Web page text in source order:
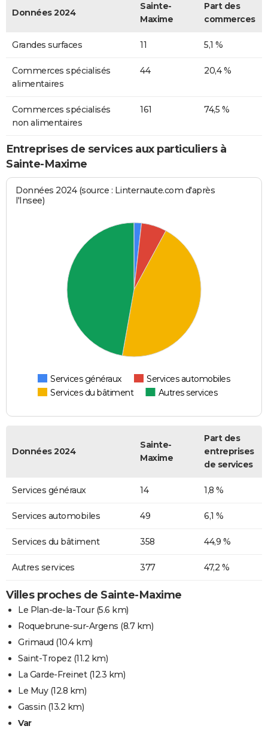
Données 2024
Sainte-
Maxime
Part des
commerces
Grandes surfaces 11 5,1 %
Commerces spécialisés
alimentaires
44 20,4 %
Commerces spécialisés
non alimentaires
161 74,5 %
Entreprises de services aux particuliers à
Sainte-Maxime
Données 2024 (source : Linternaute.com d'après
l'Insee)
Services généraux
Services automobiles
Services du bâtiment
Autres services
Données 2024
Sainte-
Maxime
Part des
entreprises
de services
Services généraux 14 1,8 %
Services automobiles 49 6,1 %
Services du bâtiment 358 44,9 %
Autres services 377 47,2 %
Villes proches de Sainte-Maxime
Le Plan-de-la-Tour(5.6 km)
Roquebrune-sur-Argens (8.7 km)
Grimaud (10.4 km)
Saint-Tropez (11.2 km)
La Garde-Freinet(12.3 km)
Le Muy(12.8 km)
Gassin (13.2 km)
Var